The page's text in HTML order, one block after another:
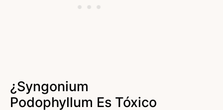
¿Syngonium
Podophyllum Es Tóxico